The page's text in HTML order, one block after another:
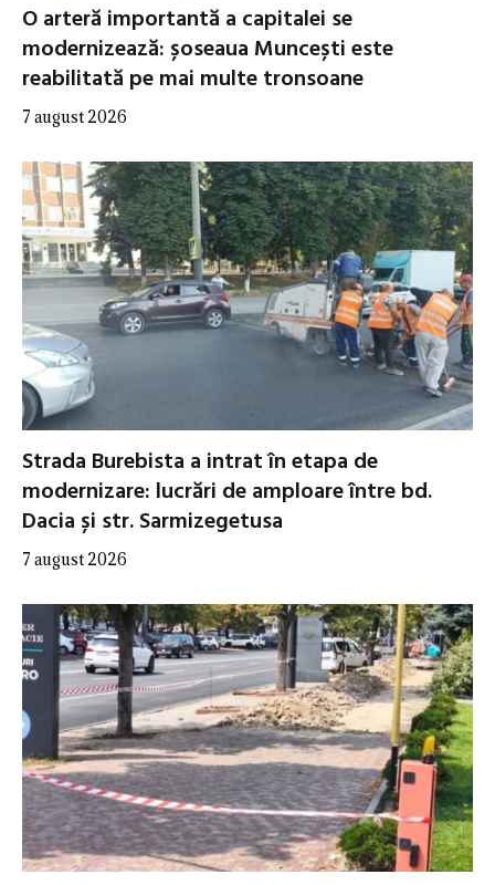
O arteră importantă a capitalei se
modernizează: șoseaua Muncești este
reabilitată pe mai multe tronsoane
7 august 2026
Strada Burebista a intrat în etapa de
modernizare: lucrări de amploare între bd.
Dacia și str. Sarmizegetusa
7 august 2026